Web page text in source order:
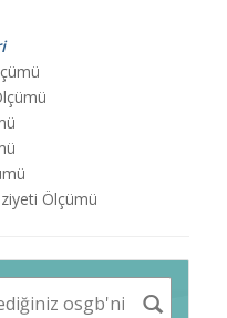
Ölçümü